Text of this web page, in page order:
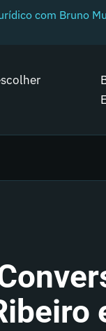
com Bruno